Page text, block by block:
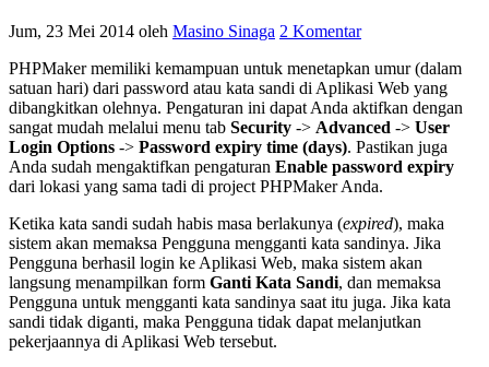
Jum, 23 Mei 2014 oleh Masino Sinaga 2 Komentar
PHPMaker memiliki kemampuan untuk menetapkan umur (dalam
satuan hari) dari password atau kata sandi di Aplikasi Web yang
dibangkitkan olehnya. Pengaturan ini dapat Anda aktifkan dengan
sangat mudah melalui menu tab Security -> Advanced -> User
Login Options -> Password expiry time (days). Pastikan juga
Anda sudah mengaktifkan pengaturan Enable password expiry
dari lokasi yang sama tadi di project PHPMaker Anda.
Ketika kata sandi sudah habis masa berlakunya (expired), maka
sistem akan memaksa Pengguna mengganti kata sandinya. Jika
Pengguna berhasil login ke Aplikasi Web, maka sistem akan
langsung menampilkan form Ganti Kata Sandi, dan memaksa
Pengguna untuk mengganti kata sandinya saat itu juga. Jika kata
sandi tidak diganti, maka Pengguna tidak dapat melanjutkan
pekerjaannya di Aplikasi Web tersebut.